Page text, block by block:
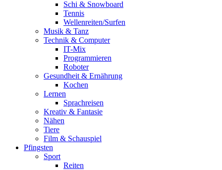
Schi & Snowboard
Tennis
Wellenreiten/Surfen
Musik & Tanz
Technik & Computer
IT-Mix
Programmieren
Roboter
Gesundheit & Ernährung
Kochen
Lernen
Sprachreisen
Kreativ & Fantasie
Nähen
Tiere
Film & Schauspiel
Pfingsten
Sport
Reiten